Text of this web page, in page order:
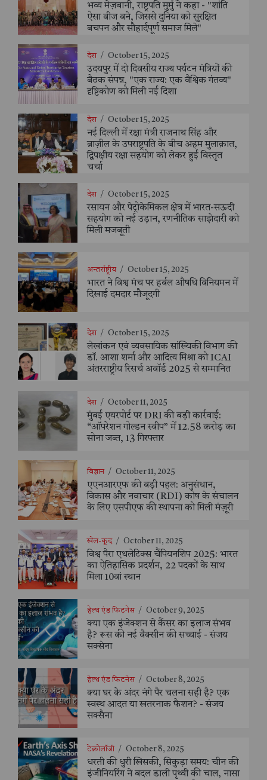
भव्य मेज़बानी, राष्ट्रपति मुर्मु ने कहा - "शांति
ऐसा बीज बने, जिससे दुनिया को सुरक्षित
बचपन और सौहार्दपूर्ण समाज मिले"
देश / October 15, 2025
उदयपुर में दो दिवसीय राज्य पर्यटन मंत्रियों की
बैठक संपन्न, "एक राज्य: एक वैश्विक गंतव्य"
दृष्टिकोण को मिली नई दिशा
देश / October 15, 2025
नई दिल्ली में रक्षा मंत्री राजनाथ सिंह और
ब्राज़ील के उपराष्ट्रपति के बीच अहम मुलाक़ात,
द्विपक्षीय रक्षा सहयोग को लेकर हुई विस्तृत
चर्चा
देश / October 15, 2025
रसायन और पेट्रोकेमिकल क्षेत्र में भारत-सऊदी
सहयोग को नई उड़ान, रणनीतिक साझेदारी को
मिली मजबूती
अन्तर्राष्ट्रीय / October 15, 2025
भारत ने विश्व मंच पर हर्बल औषधि विनियमन में
दिखाई दमदार मौजूदगी
देश / October 15, 2025
लेखांकन एवं व्यवसायिक सांख्यिकी विभाग की
डॉ. आशा शर्मा और आदित्य मिश्रा को ICAI
अंतरराष्ट्रीय रिसर्च अवॉर्ड 2025 से सम्मानित
देश / October 11, 2025
मुंबई एयरपोर्ट पर DRI की बड़ी कार्रवाई:
“ऑपरेशन गोल्डन स्वीप” में 12.58 करोड़ का
सोना जब्त, 13 गिरफ्तार
विज्ञान / October 11, 2025
एएनआरएफ की बड़ी पहल: अनुसंधान,
विकास और नवाचार (RDI) कोष के संचालन
के लिए एसपीएफ की स्थापना को मिली मंज़ूरी
खेल-कूद / October 11, 2025
विश्व पैरा एथलेटिक्स चैंपियनशिप 2025: भारत
का ऐतिहासिक प्रदर्शन, 22 पदकों के साथ
मिला 10वां स्थान
हेल्थ एंड फिटनेस / October 9, 2025
क्या एक इंजेक्शन से कैंसर का इलाज संभव
है? रूस की नई वैक्सीन की सच्चाई - संजय
सक्सेना
हेल्थ एंड फिटनेस / October 8, 2025
क्या घर के अंदर नंगे पैर चलना सही है? एक
स्वस्थ आदत या खतरनाक फैशन? - संजय
सक्सैना
टेक्नोलॉजी / October 8, 2025
धरती की धुरी खिसकी, सिकुड़ा समय: चीन की
इंजीनियरिंग ने बदल डाली पृथ्वी की चाल, नासा